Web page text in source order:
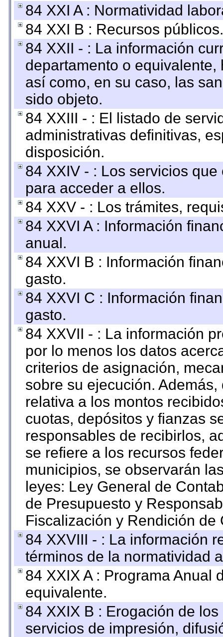
84 XXI A : Normatividad
84 XXI B : Recursos públicos.
84 XXII - : La información
departamento o
así como, en su caso, las
sido objeto.
84 XXIII - : El listado de
administrativas definitivas,
disposición.
84 XXIV - : Los servicios
para acceder a ellos.
84 XXV - : Los trámites,
84 XXVI A : Información
anual.
84 XXVI B : Información
gasto.
84 XXVI C : Información
gasto.
84 XXVII - : La información
por lo menos los datos
criterios de asignación,
sobre su ejecución.
relativa a los montos
cuotas, depósitos y fianzas
responsables de recibirlos,
se refiere a los recursos
municipios, se observarán
leyes: Ley General de
de Presupuesto y
Fiscalización y Rendición
84 XXVIII - : La información
términos de la normatividad
84 XXIX A : Programa Anual
equivalente.
84 XXIX B : Erogación de
servicios de impresión,